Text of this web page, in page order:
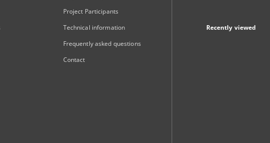
Project Participants
Technical information
Frequently asked questions
Contact
Recently viewed